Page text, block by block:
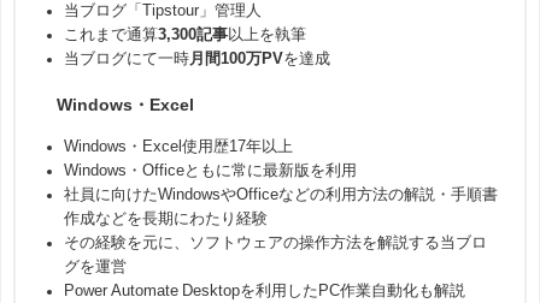
当ブログ「Tipstour」管理人
これまで通算3,300記事以上を執筆
当ブログにて一時月間100万PVを達成
Windows・Excel
Windows・Excel使用歴17年以上
Windows・Officeともに常に最新版を利用
社員に向けたWindowsやOfficeなどの利用方法の解説・手順書
作成などを長期にわたり経験
その経験を元に、ソフトウェアの操作方法を解説する当ブロ
グを運営
Power Automate Desktopを利用したPC作業自動化も解説